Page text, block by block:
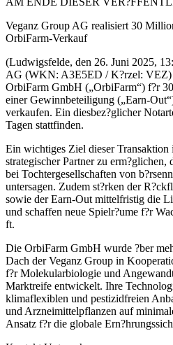
Veganz Group AG realisiert 30
OrbiFarm-Verkauf
(Ludwigsfelde, den 26. Juni 2025,
AG (WKN: A3E5ED / K?rzel: VEZ)
OrbiFarm GmbH („OrbiFarm“) f?r
einer Gewinnbeteiligung („Earn-
verkaufen. Ein diesbez?glicher
Tagen stattfinden.
Ein wichtiges Ziel dieser Transaktion
strategischer Partner zu erm?glichen,
bei Tochtergesellschaften von
untersagen. Zudem st?rken der
sowie der Earn-Out mittelfristig die
und schaffen neue Spielr?ume f?r
ft.
Die OrbiFarm GmbH wurde ?ber
Dach der Veganz Group in
f?r Molekularbiologie und
Marktreife entwickelt. Ihre
klimaflexiblen und pestizidfreien
und Arzneimittelpflanzen auf
Ansatz f?r die globale